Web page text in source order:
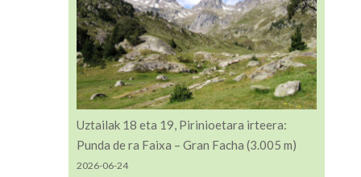
Uztailak 18 eta 19, Pirinioetara irteera:
Punda de ra Faixa – Gran Facha (3.005 m)
2026-06-24